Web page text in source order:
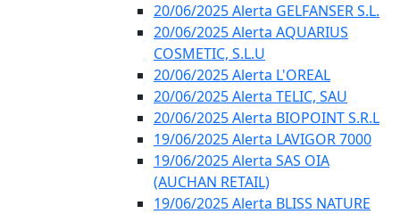
20/06/2025 Alerta GELFANSER S.L.
20/06/2025 Alerta AQUARIUS
COSMETIC, S.L.U
20/06/2025 Alerta L'OREAL
20/06/2025 Alerta TELIC, SAU
20/06/2025 Alerta BIOPOINT S.R.L
19/06/2025 Alerta LAVIGOR 7000
19/06/2025 Alerta SAS OIA
(AUCHAN RETAIL)
19/06/2025 Alerta BLISS NATURE